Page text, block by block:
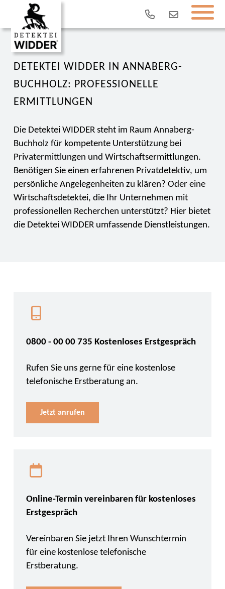
DETEKTEI WIDDER IN ANNABERG-
BUCHHOLZ: PROFESSIONELLE
ERMITTLUNGEN
Die Detektei WIDDER steht im Raum Annaberg-
Buchholz für kompetente Unterstützung bei
Privatermittlungen und Wirtschaftsermittlungen.
Benötigen Sie einen erfahrenen Privatdetektiv, um
persönliche Angelegenheiten zu klären? Oder eine
Wirtschaftsdetektei, die Ihr Unternehmen mit
professionellen Recherchen unterstützt? Hier bietet
die Detektei WIDDER umfassende Dienstleistungen.
0800 - 00 00 735 Kostenloses Erstgespräch
Rufen Sie uns gerne für eine kostenlose
telefonische Erstberatung an.
Jetzt anrufen
Online-Termin vereinbaren für kostenloses
Erstgespräch
Vereinbaren Sie jetzt Ihren Wunschtermin
für eine kostenlose telefonische
Erstberatung.